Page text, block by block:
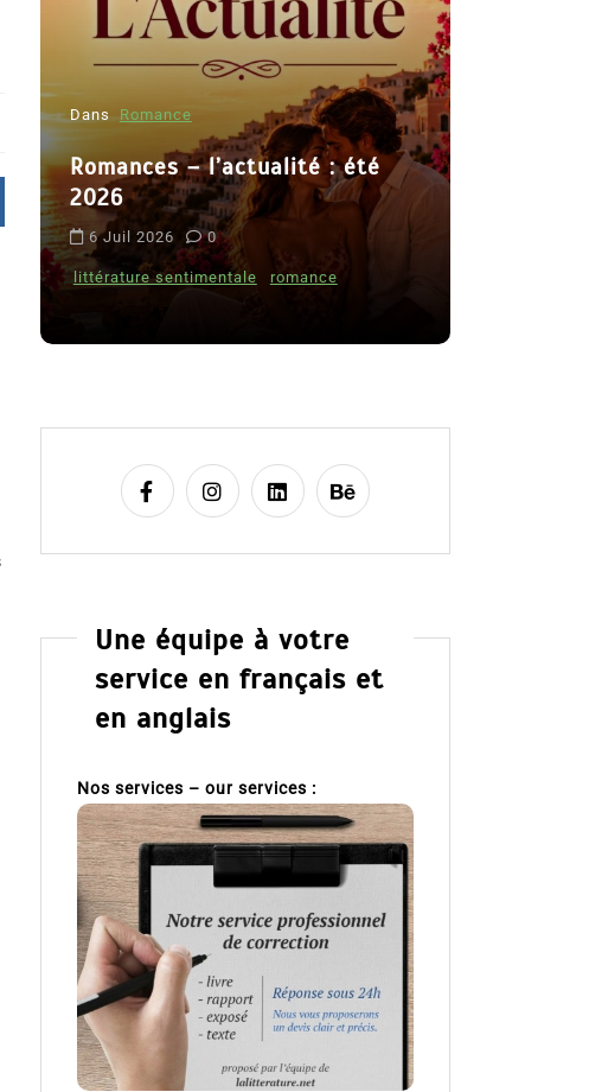
Dans Romance
Romances – l’actualité : été
2026
6 Juil 2026 0
littérature sentimentale romance
Une équipe à votre
service en français et
en anglais
Nos services – our services :